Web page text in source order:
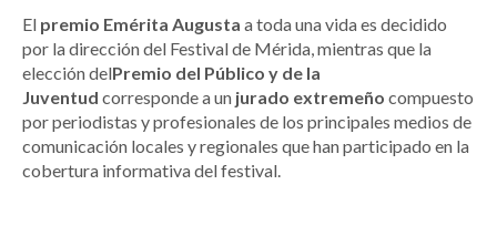
El premio Emérita Augusta a toda una vida es decidido
por la dirección del Festival de Mérida, mientras que la
elección delPremio del Público y de la
Juventud corresponde a un jurado extremeño compuesto
por periodistas y profesionales de los principales medios de
comunicación locales y regionales que han participado en la
cobertura informativa del festival.